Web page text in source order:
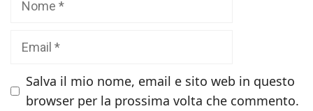
Salva il mio nome, email e sito web in questo
browser per la prossima volta che commento.